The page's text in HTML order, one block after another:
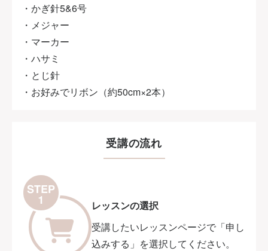
・かぎ針5&6号
・メジャー
・マーカー
・ハサミ
・とじ針
・お好みでリボン（約50cm×2本）
受講の流れ
レッスンの選択
受講したいレッスンページで「申し
込みする」を選択してください。